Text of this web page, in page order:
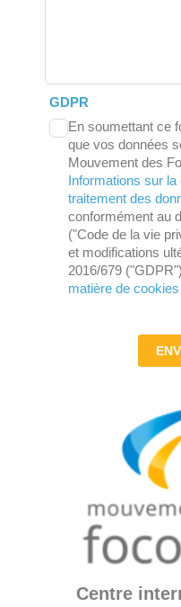
GDPR
En soumettant ce
que vos données
Mouvement des
Informations sur la
traitement des
conformément au
("Code de la vie
et modifications
2016/679
matière de cookies
Centre